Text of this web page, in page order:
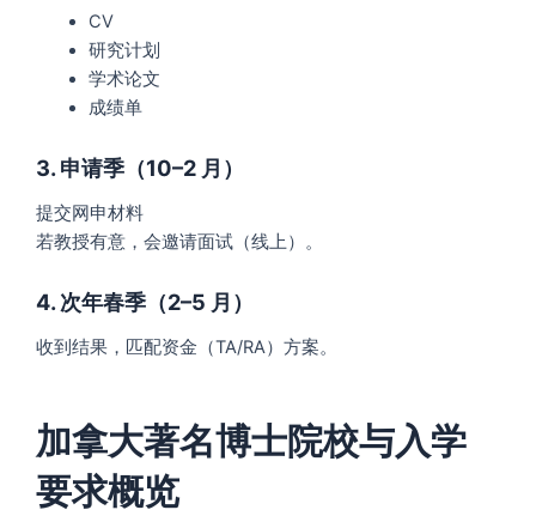
CV
研究计划
学术论文
成绩单
3. 申请季（10–2 月）
提交网申材料
若教授有意，会邀请面试（线上）。
4. 次年春季（2–5 月）
收到结果，匹配资金（TA/RA）方案。
加拿大著名博士院校与入学
要求概览